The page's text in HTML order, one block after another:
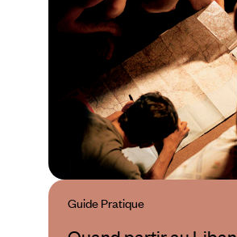
Guide Pratique